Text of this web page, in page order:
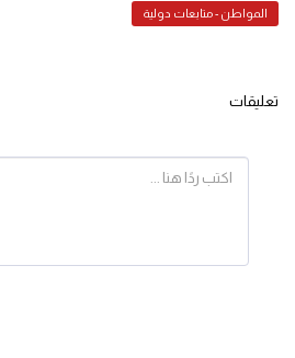
المواطن - متابعات دولية
تعليقات